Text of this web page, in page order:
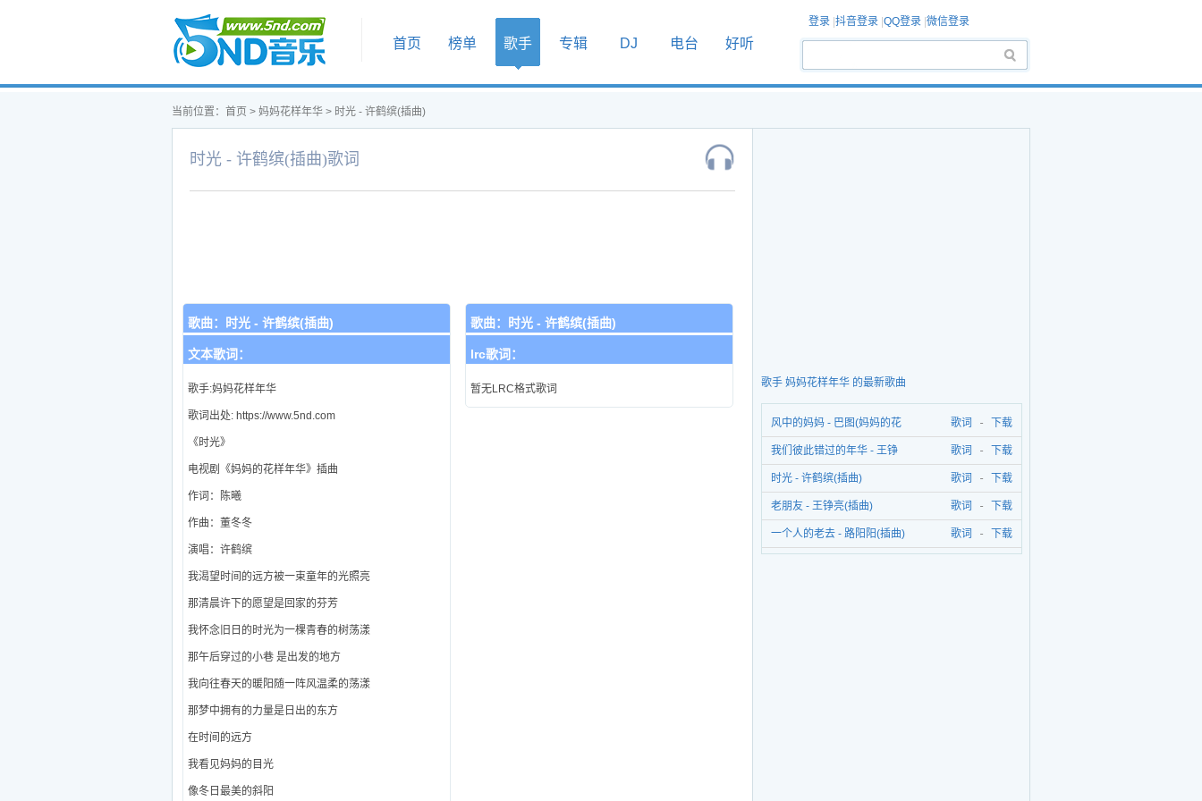
首页
首页 榜单 歌手 专辑 DJ 电台 好听
登录 抖音登录 QQ登录 微信登录
当前位置： 首页 > 妈妈花样年华 > 时光 - 许鹤缤(插曲)
时光 - 许鹤缤(插曲)歌词
歌曲： 时光 - 许鹤缤(插曲)
文本歌词：
歌手:妈妈花样年华
歌词出处: https://www.5nd.com
《时光》
电视剧《妈妈的花样年华》插曲
作词：陈曦
作曲：董冬冬
演唱：许鹤缤
我渴望时间的远方被一束童年的光照亮
那清晨许下的愿望是回家的芬芳
我怀念旧日的时光为一棵青春的树荡漾
那午后穿过的小巷 是出发的地方
我向往春天的暖阳随一阵风温柔的荡漾
那梦中拥有的力量是日出的东方
在时间的远方
我看见妈妈的目光
像冬日最美的斜阳
歌曲： 时光 - 许鹤缤(插曲)
lrc歌词：
暂无LRC格式歌词 歌手 妈妈花样年华 的最新歌曲
风中的妈妈 - 巴图(妈妈的花
样年华片头曲)
歌词 - 下载
我们彼此错过的年华 - 王铮
亮(妈妈的花样年华片尾曲)
歌词 - 下载
时光 - 许鹤缤(插曲) 歌词 - 下载
老朋友 - 王铮亮(插曲) 歌词 - 下载
一个人的老去 - 路阳阳(插曲) 歌词 - 下载